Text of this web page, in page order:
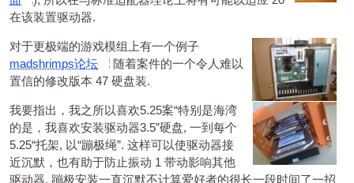
在该装置驱动器.
对于更极端的游戏模组上有一个例子
madshrimps论坛
随着案件的一个令人难以
置信的修改版本 47 硬盘装.
我要指出，我之所以喜欢5.25案“特别是海湾
的是，我喜欢安装驱动器3.5”硬盘, 一到每个
5.25“托架, 以“蹦极绳”. 这样可以使驱动器接
近沉默，也有助于防止振动 1 带动影响其他
驱动器. 蹦极安装一直沉默不计算爱好者的很长一段时间了一招